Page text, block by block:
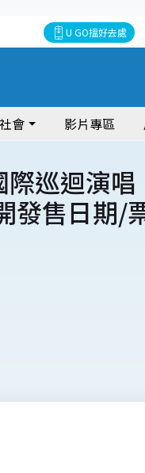
U GO搵好去處
社會 影片專區
巡迴演唱
發售日期/